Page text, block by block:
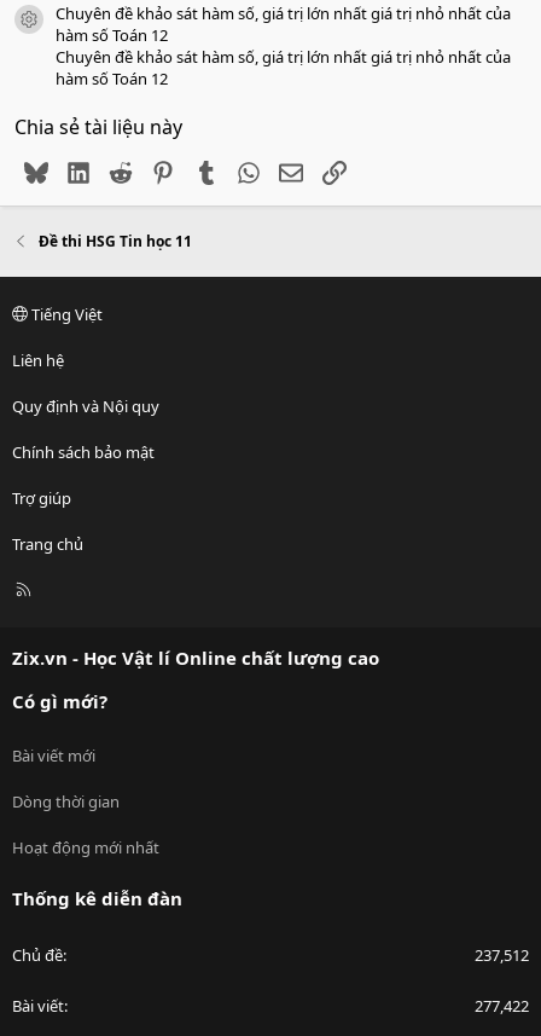
icon tài liệu
Chuyên đề khảo sát hàm số, giá trị lớn nhất giá trị nhỏ nhất của
hàm số Toán 12
Chuyên đề khảo sát hàm số, giá trị lớn nhất giá trị nhỏ nhất của
hàm số Toán 12
Chia sẻ tài liệu này
BlueskyLinkedIn
Reddit PinterestTumblr WhatsApp
EmailLink
Đề thi HSG Tin học 11
Tiếng Việt
Liên hệ
Quy định và Nội quy
Chính sách bảo mật
Trợ giúp
Trang chủ
R
Zix.vn - Học Vật lí Online chất lượng cao
Có gì mới?
Bài viết mới
Dòng thời gian
Hoạt động mới nhất
Thống kê diễn đàn
Chủ đề 237,512
Bài viết 277,422